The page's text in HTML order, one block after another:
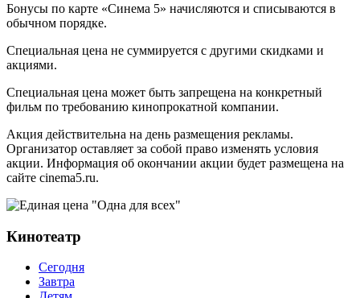
Бонусы по карте «Синема 5» начисляются и списываются в
обычном порядке.
Специальная цена не суммируется с другими скидками и
акциями.
Специальная цена может быть запрещена на конкретный
фильм по требованию кинопрокатной компании.
Акция действительна на день размещения рекламы.
Организатор оставляет за собой право изменять условия
акции. Информация об окончании акции будет размещена на
сайте cinema5.ru.
Кинотеатр
Сегодня
Завтра